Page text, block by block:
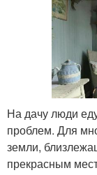
На дачу люди
проблем. Для
земли,
прекрасным